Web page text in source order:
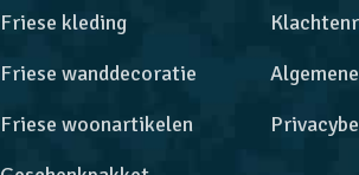
Friese kleding
Friese wanddecoratie
Friese woonartikelen